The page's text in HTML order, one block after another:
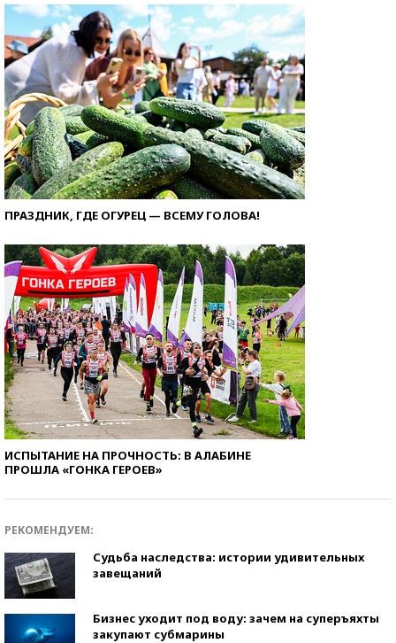
ПРАЗДНИК, ГДЕ ОГУРЕЦ — ВСЕМУ ГОЛОВА!
ИСПЫТАНИЕ НА ПРОЧНОСТЬ: В АЛАБИНЕ
ПРОШЛА «ГОНКА ГЕРОЕВ»
РЕКОМЕНДУЕМ:
Судьба наследства: истории удивительных
завещаний
Бизнес уходит под воду: зачем на суперъяхты
закупают субмарины